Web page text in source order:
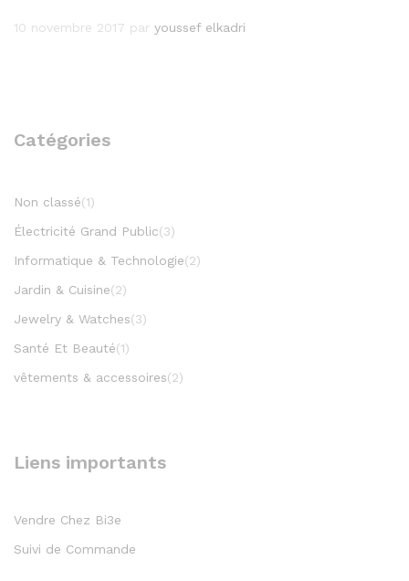
10 novembre 2017 par youssef elkadri
Catégories
Non classé(1)
Électricité Grand Public(3)
Informatique & Technologie(2)
Jardin & Cuisine(2)
Jewelry & Watches(3)
Santé Et Beauté(1)
vêtements & accessoires(2)
Liens importants
Vendre Chez Bi3e
Suivi de Commande